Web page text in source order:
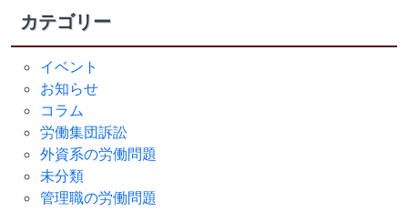
カテゴリー
イベント
お知らせ
コラム
労働集団訴訟
外資系の労働問題
未分類
管理職の労働問題